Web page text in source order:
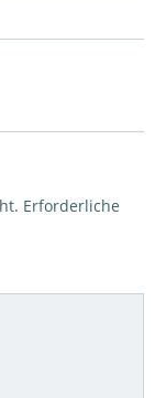
Erforderliche